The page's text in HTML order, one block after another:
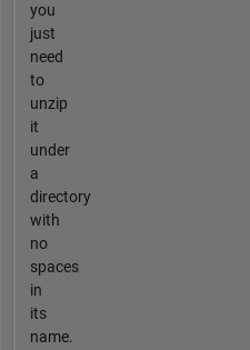
you
just
need
to
unzip
it
under
a
directory
with
no
spaces
in
its
name.